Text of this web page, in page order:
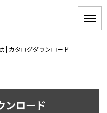
| カタログダウンロード
ンロード